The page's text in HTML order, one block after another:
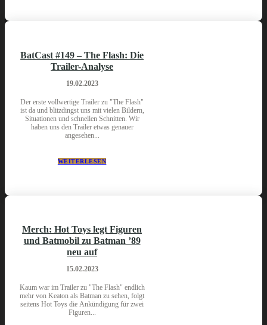
BatCast #149 – The Flash: Die
Trailer-Analyse
19.02.2023
Der erste vollwertige Trailer zu "The Flash"
ist da und blitzdingst uns mit vielen Bildern,
Situationen und schnellen Schnitten. Wir
haben uns den Trailer etwas genauer
angesehen...
WEITERLESEN
Merch: Hot Toys legt Figuren
und Batmobil zu Batman ’89
neu auf
15.02.2023
Kaum war im Trailer zu "The Flash" endlich
mehr von Keaton als Batman zu sehen, folgt
seitens Hot Toys die Ankündigung für zwei
Figuren...